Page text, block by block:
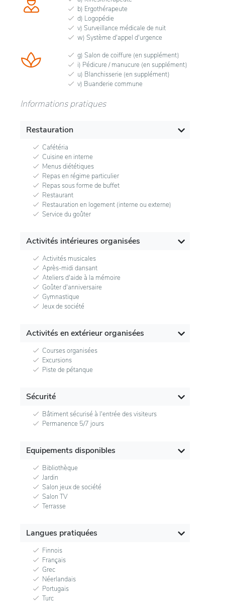
b) Ergothérapeute
d) Logopédie
v) Surveillance médicale de nuit
w) Système d'appel d'urgence
g) Salon de coiffure (en supplément)
i) Pédicure / manucure (en supplément)
u) Blanchisserie (en supplément)
v) Buanderie commune
Informations pratiques
Restauration
Cafétéria
Cuisine en interne
Menus diététiques
Repas en régime particulier
Repas sous forme de buffet
Restaurant
Restauration en logement (interne ou externe)
Service du goûter
Activités intérieures organisées
Activités musicales
Après-midi dansant
Ateliers d'aide à la mémoire
Goûter d'anniversaire
Gymnastique
Jeux de société
Activités en extérieur organisées
Courses organisées
Excursions
Piste de pétanque
Sécurité
Bâtiment sécurisé à l'entrée des visiteurs
Permanence 5/7 jours
Equipements disponibles
Bibliothèque
Jardin
Salon jeux de société
Salon TV
Terrasse
Langues pratiquées
Finnois
Français
Grec
Néerlandais
Portugais
Turc